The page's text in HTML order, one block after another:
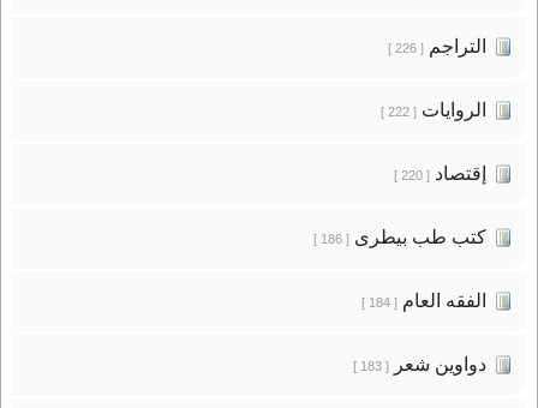
التراجم[ 226 ]
الروايات[ 222 ]
إقتصاد[ 220 ]
كتب طب بيطرى[ 186 ]
الفقه العام[ 184 ]
دواوين شعر[ 183 ]